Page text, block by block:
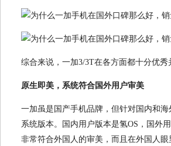
综合来说，一加3/3T在各方面都十分优秀
原生即美，系统符合国外用户审美
一加虽是国产手机品牌，但针对国内和
系统版本。国内用户版本是氢OS，国外
非常符合外国人的审美，而且在外国人